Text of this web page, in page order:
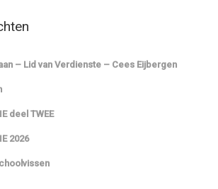
– Lid van Verdienste – Cees Eijbergen
deel TWEE
2026